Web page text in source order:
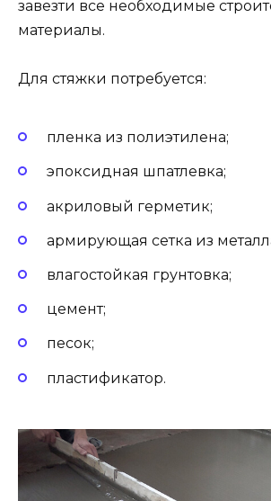
завезти все необходимые
материалы.
Для стяжки потребуется:
пленка из полиэтилена;
эпоксидная шпатлевка;
акриловый герметик;
армирующая сетка из
влагостойкая грунтовка;
цемент;
песок;
пластификатор.